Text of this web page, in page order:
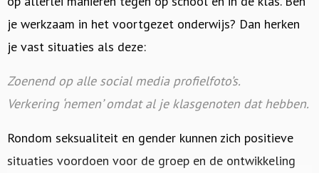
je werkzaam in het voortgezet onderwijs? Dan herken
je vast situaties als deze:
Zoenend op alle social media profielfoto’s.
Verkering ‘nemen’ omdat al je klasgenoten dat hebben.
Rondom seksualiteit en gender kunnen zich positieve
situaties voordoen voor de groep en de ontwikkeling